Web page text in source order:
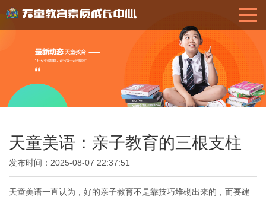
天童美语：亲子教育的三根支柱
发布时间：2025-08-07 22:37:51
天童美语一直认为，好的亲子教育不是靠技巧堆砌出来的，而要建